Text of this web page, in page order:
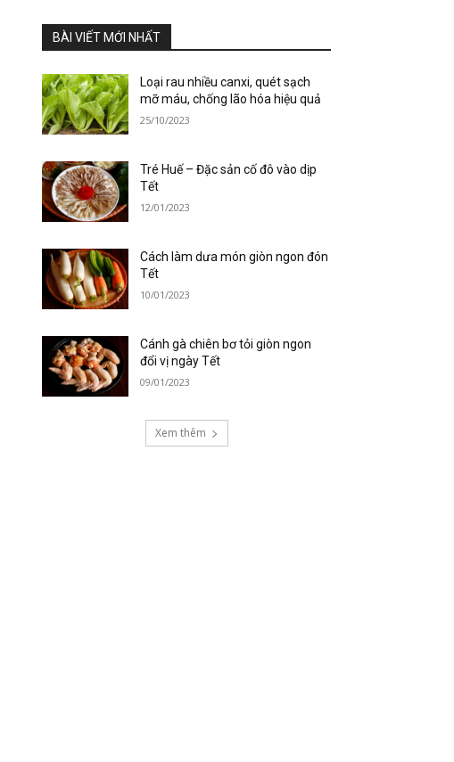
BÀI VIẾT MỚI NHẤT
Loại rau nhiều canxi, quét sạch
mỡ máu, chống lão hóa hiệu quả
25/10/2023
Tré Huế – Đặc sản cố đô vào dịp
Tết
12/01/2023
Cách làm dưa món giòn ngon đón
Tết
10/01/2023
Cánh gà chiên bơ tỏi giòn ngon
đổi vị ngày Tết
09/01/2023
Xem thêm